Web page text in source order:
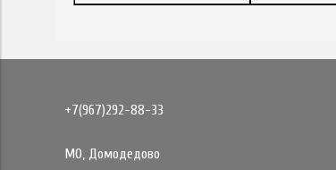
+7(967)292-88-33
МО, Домодедово